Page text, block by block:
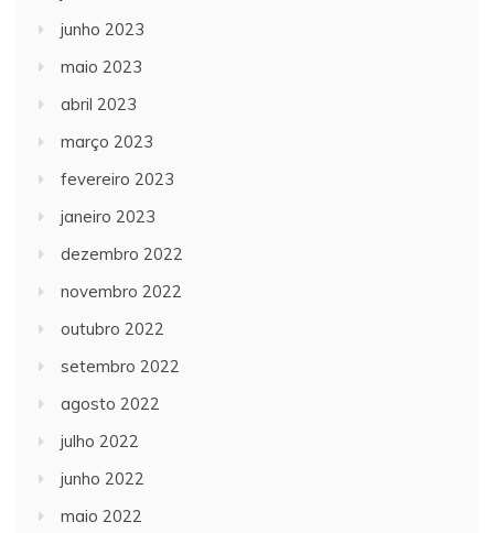
junho 2023
maio 2023
abril 2023
março 2023
fevereiro 2023
janeiro 2023
dezembro 2022
novembro 2022
outubro 2022
setembro 2022
agosto 2022
julho 2022
junho 2022
maio 2022